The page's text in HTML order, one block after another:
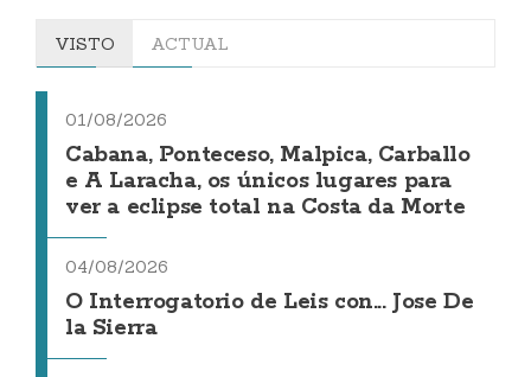
VISTO ACTUAL
01/08/2026
Cabana, Ponteceso, Malpica, Carballo
e A Laracha, os únicos lugares para
ver a eclipse total na Costa da Morte
04/08/2026
O Interrogatorio de Leis con... Jose De
la Sierra